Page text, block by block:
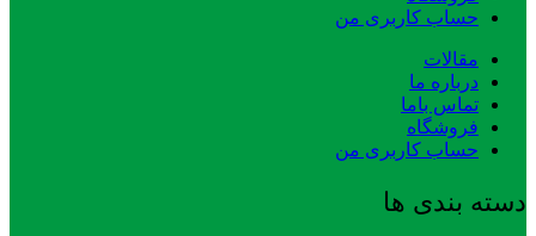
حساب کاربری من
مقالات
درباره ما
تماس باما
فروشگاه
حساب کاربری من
دسته بندی ها